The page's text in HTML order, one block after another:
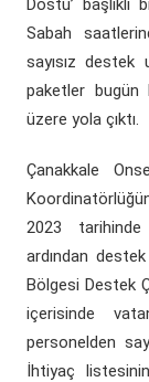
Dostu’ başlıklı
Sabah
sayısız destek
paketler bugün
üzere yola çıktı.
Çanakkale
2023
ardından
Bölgesi Destek
içerisinde
personelden
İhtiyaç